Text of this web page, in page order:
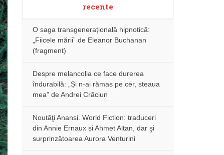
recente
O saga transgenerațională hipnotică:
„Fiicele mării” de Eleanor Buchanan
(fragment)
Despre melancolia ce face durerea
îndurabilă: „Și n-ai rămas pe cer, steaua
mea” de Andrei Crăciun
Noutăţi Anansi. World Fiction: traduceri
din Annie Ernaux și Ahmet Altan, dar şi
surprinzătoarea Aurora Venturini